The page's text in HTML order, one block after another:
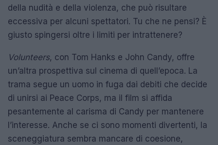
della nudità e della violenza, che può risultare
eccessiva per alcuni spettatori. Tu che ne pensi? È
giusto spingersi oltre i limiti per intrattenere?
Volunteers, con Tom Hanks e John Candy, offre
un’altra prospettiva sul cinema di quell’epoca. La
trama segue un uomo in fuga dai debiti che decide
di unirsi ai Peace Corps, ma il film si affida
pesantemente al carisma di Candy per mantenere
l’interesse. Anche se ci sono momenti divertenti, la
sceneggiatura sembra mancare di coesione,